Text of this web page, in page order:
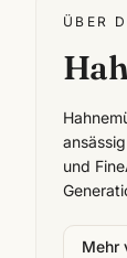
ÜBER
und
Mehr